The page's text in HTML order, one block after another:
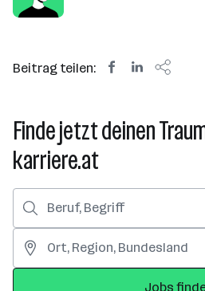
Leitfaden erfährst du, wie du
von Bewerbenden und bieten
Beitrag teilen:
Finde jetzt deinen
karriere.at
Jobs